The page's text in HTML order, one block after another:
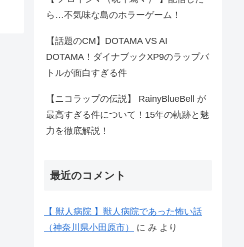
ら…不気味な島のホラーゲーム！
【話題のCM】DOTAMA VS AI
DOTAMA！ダイナブックXP9のラップバ
トルが面白すぎる件
【ニコラップの伝説】 RainyBlueBell が
最高すぎる件について！15年の軌跡と魅
力を徹底解説！
最近のコメント
【 獣人病院 】獣人病院であった怖い話
（神奈川県小田原市）
に み より